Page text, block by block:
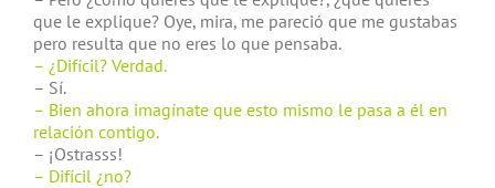
que le explique? Oye, mira, me pareció que me gustabas
pero resulta que no eres lo que pensaba.
– ¿Difícil? Verdad.
– Sí.
– Bien ahora imagínate que esto mismo le pasa a él en
relación contigo.
– ¡Ostrasss!
– Difícil ¿no?